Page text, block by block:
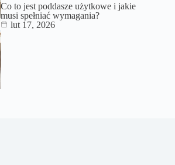
Co to jest poddasze użytkowe i jakie
musi spełniać wymagania?
lut 17, 2026